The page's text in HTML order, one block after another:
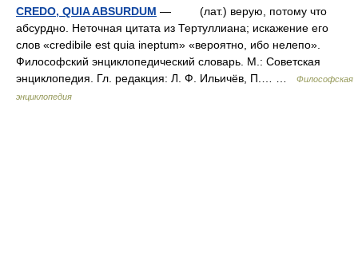
CREDO, QUIA ABSURDUM — (лат.) верую, потому что
абсурдно. Неточная цитата из Тертуллиана; искажение его
слов «credibile est quia ineptum» «вероятно, ибо нелепо».
Философский энциклопедический словарь. М.: Советская
энциклопедия. Гл. редакция: Л. Ф. Ильичёв, П.… …
Философская
энциклопедия